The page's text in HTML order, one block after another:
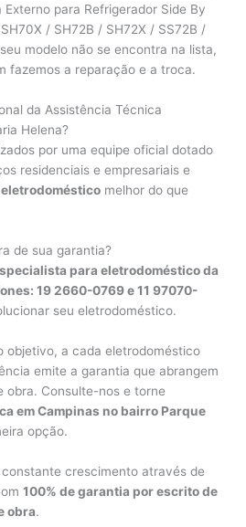
Externo para Refrigerador Side By
/ SH72B / SH72X / SS72B /
modelo não se encontra na lista,
fazemos a reparação e a troca.
da Assistência Técnica
Helena?
por uma equipe oficial dotado
residenciais e empresariais e
eletrodoméstico melhor do que
de sua garantia?
para eletrodoméstico da
19 2660-0769 e 11 97070-
seu eletrodoméstico.
objetivo, a cada eletrodoméstico
emite a garantia que abrangem
obra. Consulte-nos e torne
em Campinas no bairro Parque
opção.
crescimento através de
100% de garantia por escrito de
obra.